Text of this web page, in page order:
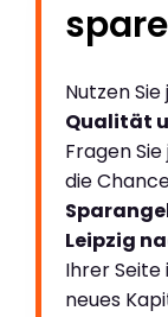
Nutzen
Qualität
Fragen
die
Leipzig
Ihrer
neues